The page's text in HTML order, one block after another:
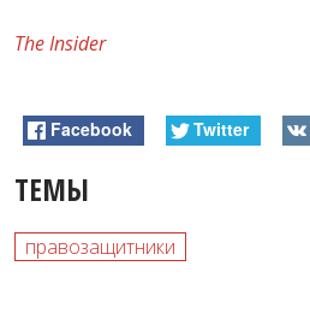
The Insider
Facebook Twitter
ТЕМЫ
правозащитники